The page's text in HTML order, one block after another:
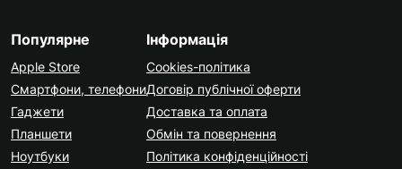
Популярне
Apple Store
Смартфони, телефони
Гаджети
Планшети
Ноутбуки
Інформація
Cookies-політика
Договір публічної оферти
Доставка та оплата
Обмін та повернення
Політика конфіденційності